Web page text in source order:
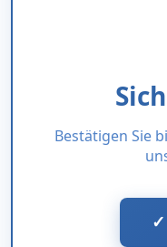
Bestätigen Sie
✓